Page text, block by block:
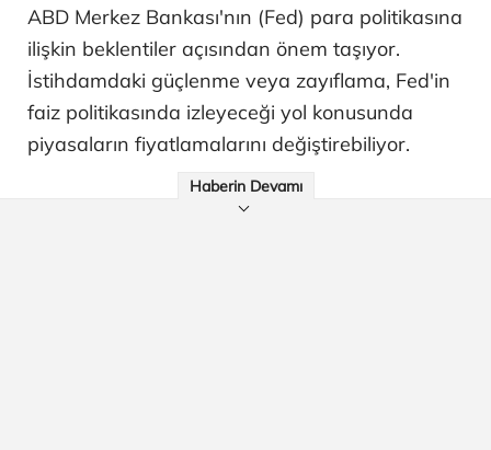
ABD Merkez Bankası'nın (Fed) para politikasına
ilişkin beklentiler açısından önem taşıyor.
İstihdamdaki güçlenme veya zayıflama, Fed'in
faiz politikasında izleyeceği yol konusunda
piyasaların fiyatlamalarını değiştirebiliyor.
Haberin Devamı